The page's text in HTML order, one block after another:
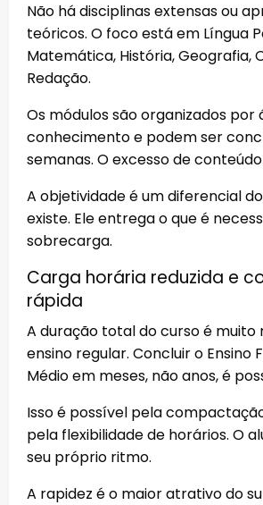
Não há disciplinas extensas ou
teóricos. O foco está em Língua
Matemática, História, Geografia,
Redação.
Os módulos são organizados por
conhecimento e podem ser
semanas. O excesso de
A objetividade é um diferencial
existe. Ele entrega o que é
sobrecarga.
Carga horária reduzida e
rápida
A duração total do curso é muito
ensino regular. Concluir o Ensino
Médio em meses, não anos, é
Isso é possível pela
pela flexibilidade de horários. O
seu próprio ritmo.
A rapidez é o maior atrativo do